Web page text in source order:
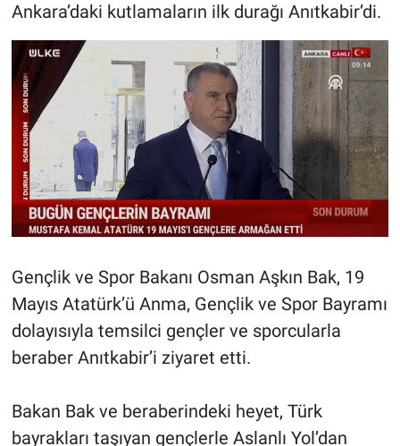
Ankara’daki kutlamaların ilk durağı Anıtkabir’di.
Gençlik ve Spor Bakanı Osman Aşkın Bak, 19
Mayıs Atatürk’ü Anma, Gençlik ve Spor Bayramı
dolayısıyla temsilci gençler ve sporcularla
beraber Anıtkabir’i ziyaret etti.
Bakan Bak ve beraberindeki heyet, Türk
bayrakları taşıyan gençlerle Aslanlı Yol’dan